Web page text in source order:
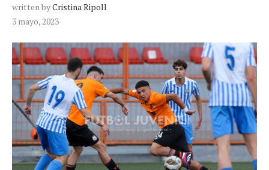
written byCristina Ripoll
3 mayo, 2023